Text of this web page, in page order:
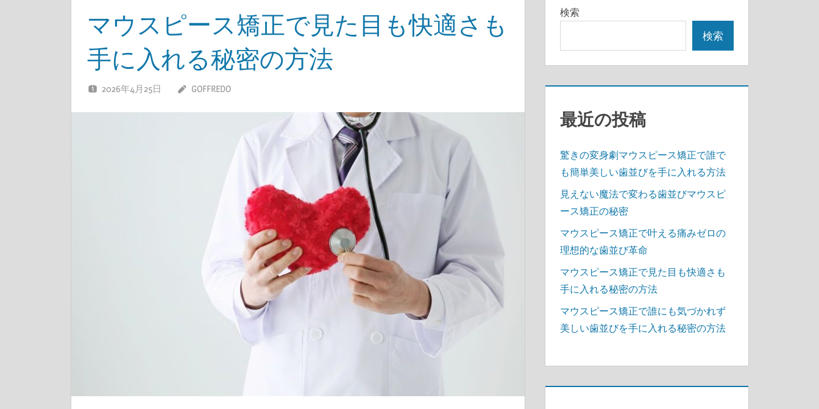
マウスピース矯正で見た目も快適さも
手に入れる秘密の方法
2026年4月25日 GOFFREDO
検索
検索
最近の投稿
驚きの変身劇マウスピース矯正で誰で
も簡単美しい歯並びを手に入れる方法
見えない魔法で変わる歯並びマウスピ
ース矯正の秘密
マウスピース矯正で叶える痛みゼロの
理想的な歯並び革命
マウスピース矯正で見た目も快適さも
手に入れる秘密の方法
マウスピース矯正で誰にも気づかれず
美しい歯並びを手に入れる秘密の方法